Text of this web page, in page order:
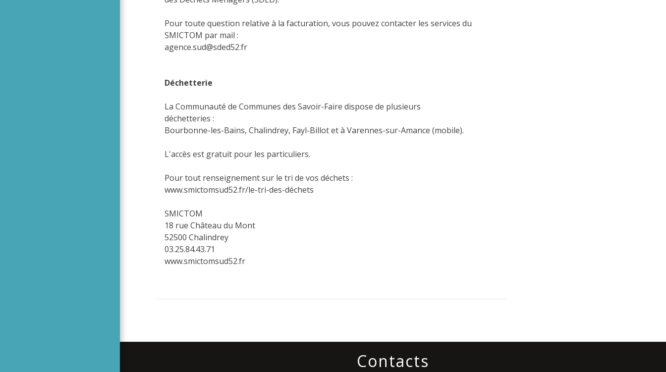
Pour toute question relative à la facturation, vous pouvez contacter les services du
SMICTOM par mail :
agence.sud@sded52.fr
Déchetterie
La Communauté de Communes des Savoir-Faire dispose de plusieurs
déchetteries :
Bourbonne-les-Bains, Chalindrey, Fayl-Billot et à Varennes-sur-Amance (mobile).
L'accès est gratuit pour les particuliers.
Pour tout renseignement sur le tri de vos déchets :
www.smictomsud52.fr/le-tri-des-déchets
SMICTOM
18 rue Château du Mont
52500 Chalindrey
03.25.84.43.71
www.smictomsud52.fr
Contacts